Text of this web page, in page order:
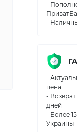
-
-
-
цена
- Возврат
дней
- Более
Украины